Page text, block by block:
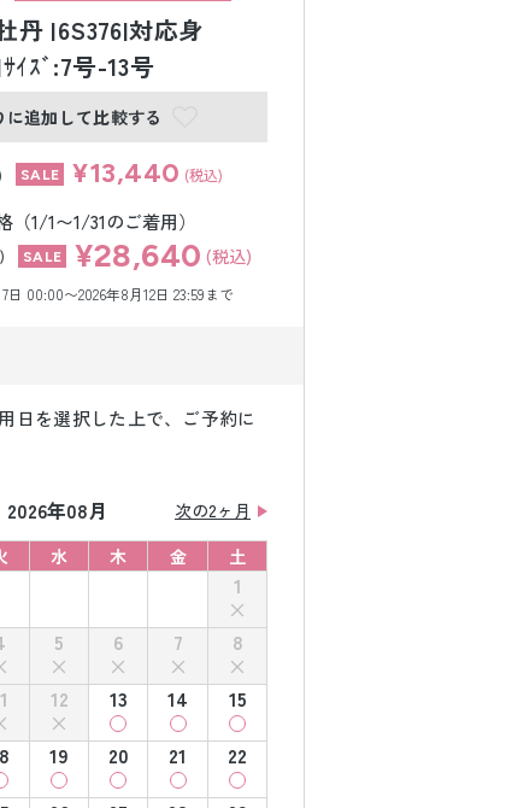
&紋付袴
ル
丹 |6S376|対応身
ｲｽﾞ:7号-13号
に追加して比較する
¥13,440 (税込)
1/1〜1/31のご着用）
¥28,640 (税込)
日 00:00〜2026年8月12日 23:59まで
日を選択した上で、ご予約に
2026年08月
次の2ヶ月
水 木 金 土
1
5 6 7
8
12 13 14
15
19 20 21
22